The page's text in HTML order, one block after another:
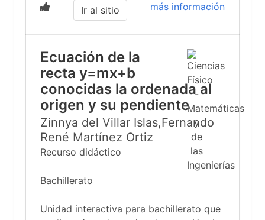
más información
Ir al sitio
Ecuación de la
recta y=mx+b
conocidas la ordenada al
origen y su pendiente
Zinnya del Villar Islas,Fernando
René Martínez Ortiz
Recurso didáctico
Bachillerato
Unidad interactiva para bachillerato que